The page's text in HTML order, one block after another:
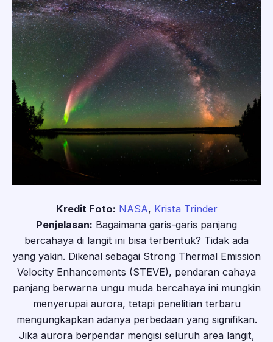
Kredit Foto: NASA, Krista Trinder
Penjelasan: Bagaimana garis-garis panjang
bercahaya di langit ini bisa terbentuk? Tidak ada
yang yakin. Dikenal sebagai Strong Thermal Emission
Velocity Enhancements (STEVE), pendaran cahaya
panjang berwarna ungu muda bercahaya ini mungkin
menyerupai aurora, tetapi penelitian terbaru
mengungkapkan adanya perbedaan yang signifikan.
Jika aurora berpendar mengisi seluruh area langit,